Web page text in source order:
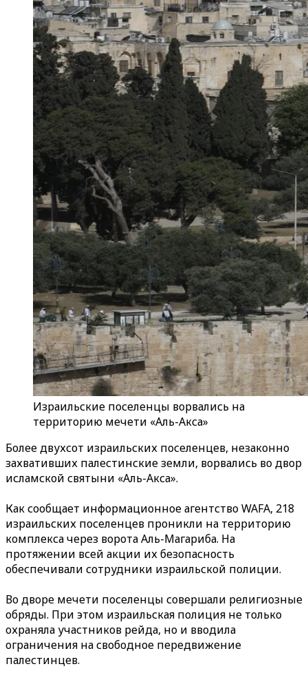
Израильские поселенцы ворвались на
территорию мечети «Аль-Акса»
Более двухсот израильских поселенцев, незаконно
захвативших палестинские земли, ворвались во двор
исламской святыни «Аль-Акса».
Как сообщает информационное агентство WAFA, 218
израильских поселенцев проникли на территорию
комплекса через ворота Аль-Магариба. На
протяжении всей акции их безопасность
обеспечивали сотрудники израильской полиции.
Во дворе мечети поселенцы совершали религиозные
обряды. При этом израильская полиция не только
охраняла участников рейда, но и вводила
ограничения на свободное передвижение
палестинцев.